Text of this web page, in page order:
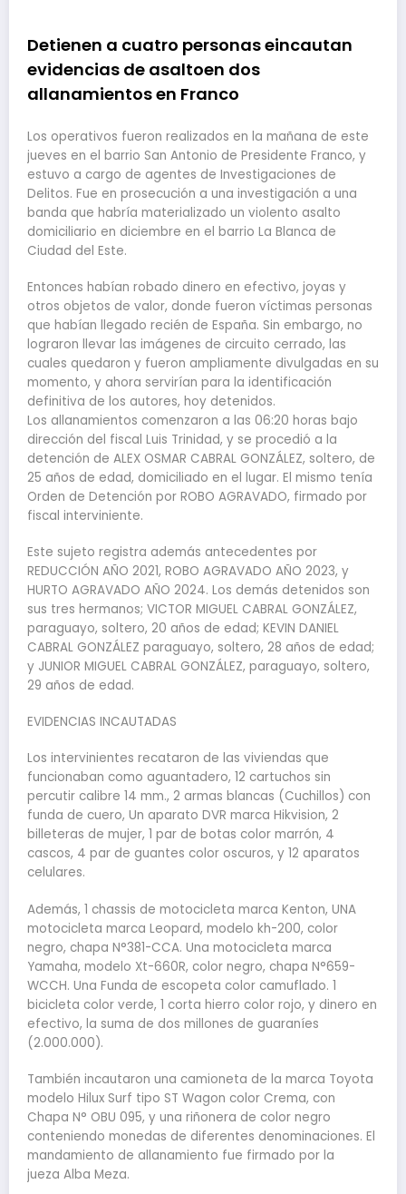
Detienen a cuatro personas eincautan
evidencias de asaltoen dos
allanamientos en Franco
Los operativos fueron realizados en la mañana de este
jueves en el barrio San Antonio de Presidente Franco, y
estuvo a cargo de agentes de Investigaciones de
Delitos. Fue en prosecución a una investigación a una
banda que habría materializado un violento asalto
domiciliario en diciembre en el barrio La Blanca de
Ciudad del Este.
Entonces habían robado dinero en efectivo, joyas y
otros objetos de valor, donde fueron víctimas personas
que habían llegado recién de España. Sin embargo, no
lograron llevar las imágenes de circuito cerrado, las
cuales quedaron y fueron ampliamente divulgadas en su
momento, y ahora servirían para la identificación
definitiva de los autores, hoy detenidos.
Los allanamientos comenzaron a las 06:20 horas bajo
dirección del fiscal Luis Trinidad, y se procedió a la
detención de ALEX OSMAR CABRAL GONZÁLEZ, soltero, de
25 años de edad, domiciliado en el lugar. El mismo tenía
Orden de Detención por ROBO AGRAVADO, firmado por
fiscal interviniente.
Este sujeto registra además antecedentes por
REDUCCIÓN AÑO 2021, ROBO AGRAVADO AÑO 2023, y
HURTO AGRAVADO AÑO 2024. Los demás detenidos son
sus tres hermanos; VICTOR MIGUEL CABRAL GONZÁLEZ,
paraguayo, soltero, 20 años de edad; KEVIN DANIEL
CABRAL GONZÁLEZ paraguayo, soltero, 28 años de edad;
y JUNIOR MIGUEL CABRAL GONZÁLEZ, paraguayo, soltero,
29 años de edad.
EVIDENCIAS INCAUTADAS
Los intervinientes recataron de las viviendas que
funcionaban como aguantadero, 12 cartuchos sin
percutir calibre 14 mm., 2 armas blancas (Cuchillos) con
funda de cuero, Un aparato DVR marca Hikvision, 2
billeteras de mujer, 1 par de botas color marrón, 4
cascos, 4 par de guantes color oscuros, y 12 aparatos
celulares.
Además, 1 chassis de motocicleta marca Kenton, UNA
motocicleta marca Leopard, modelo kh-200, color
negro, chapa N°381-CCA. Una motocicleta marca
Yamaha, modelo Xt-660R, color negro, chapa N°659-
WCCH. Una Funda de escopeta color camuflado. 1
bicicleta color verde, 1 corta hierro color rojo, y dinero en
efectivo, la suma de dos millones de guaraníes
(2.000.000).
También incautaron una camioneta de la marca Toyota
modelo Hilux Surf tipo ST Wagon color Crema, con
Chapa N° OBU 095, y una riñonera de color negro
conteniendo monedas de diferentes denominaciones. El
mandamiento de allanamiento fue firmado por la
jueza Alba Meza.